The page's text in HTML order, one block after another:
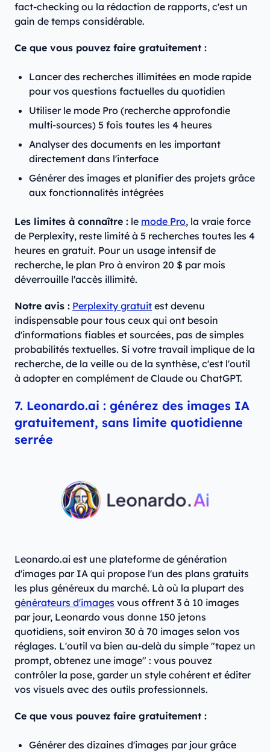
fact-checking ou la rédaction de rapports, c'est un
gain de temps considérable.
Ce que vous pouvez faire gratuitement :
Lancer des recherches illimitées en mode rapide
pour vos questions factuelles du quotidien
Utiliser le mode Pro (recherche approfondie
multi-sources) 5 fois toutes les 4 heures
Analyser des documents en les important
directement dans l'interface
Générer des images et planifier des projets grâce
aux fonctionnalités intégrées
Les limites à connaître : le mode Pro, la vraie force
de Perplexity, reste limité à 5 recherches toutes les 4
heures en gratuit. Pour un usage intensif de
recherche, le plan Pro à environ 20 $ par mois
déverrouille l'accès illimité.
Notre avis : Perplexity gratuit est devenu
indispensable pour tous ceux qui ont besoin
d'informations fiables et sourcées, pas de simples
probabilités textuelles. Si votre travail implique de la
recherche, de la veille ou de la synthèse, c'est l'outil
à adopter en complément de Claude ou ChatGPT.
7. Leonardo.ai : générez des images IA
gratuitement, sans limite quotidienne
serrée
Leonardo.ai est une plateforme de génération
d'images par IA qui propose l'un des plans gratuits
les plus généreux du marché. Là où la plupart des
générateurs d'images vous offrent 3 à 10 images
par jour, Leonardo vous donne 150 jetons
quotidiens, soit environ 30 à 70 images selon vos
réglages. L'outil va bien au-delà du simple "tapez un
prompt, obtenez une image" : vous pouvez
contrôler la pose, garder un style cohérent et éditer
vos visuels avec des outils professionnels.
Ce que vous pouvez faire gratuitement :
Générer des dizaines d'images par jour grâce